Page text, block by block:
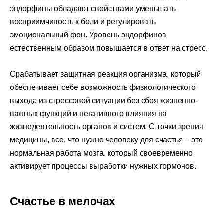
эндорфины обладают свойствами уменьшать
восприимчивость к боли и регулировать
эмоциональный фон. Уровень эндорфинов
естественным образом повышается в ответ на стресс.
Срабатывает защитная реакция организма, который
обеспечивает себе возможность физиологического
выхода из стрессовой ситуации без сбоя жизненно-
важных функций и негативного влияния на
жизнедеятельность органов и систем. С точки зрения
медицины, все, что нужно человеку для счастья – это
нормальная работа мозга, который своевременно
активирует процессы выработки нужных гормонов.
Счастье в мелочах